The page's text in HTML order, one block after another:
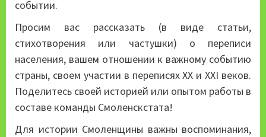
событии.
Просим вас рассказать (в виде статьи,
стихотворения или частушки) о переписи
населения, вашем отношении к важному событию
страны, своем участии в переписях XX и XXI веков.
Поделитесь своей историей или опытом работы в
составе команды Смоленскстата!
Для истории Смоленщины важны воспоминания,